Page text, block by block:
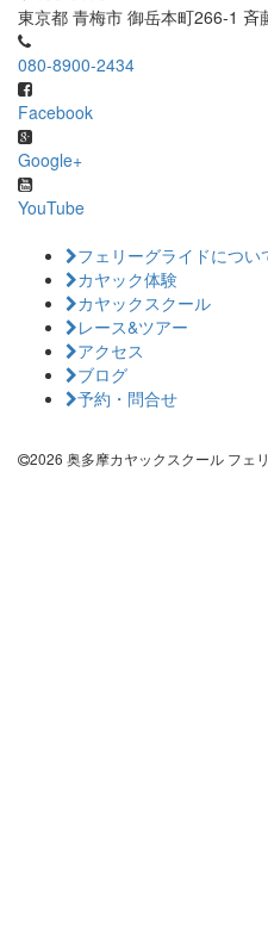
東京都 青梅市 御岳本町266-1 斉
080-8900-2434
Facebook
Google+
YouTube
フェリーグライドについ
カヤック体験
カヤックスクール
レース&ツアー
アクセス
ブログ
予約・問合せ
2026 奥多摩カヤックスクール フェ